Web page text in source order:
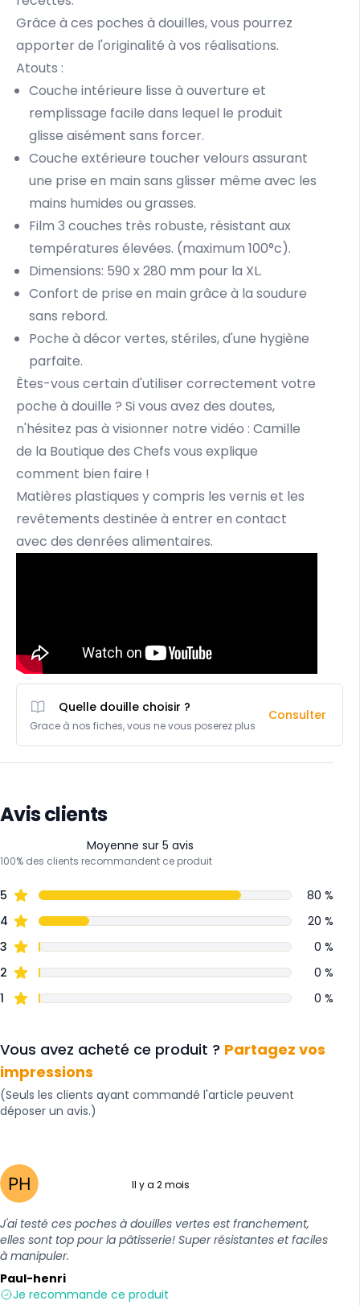
Grâce à ces poches à douilles, vous pourrez
apporter de l'originalité à vos réalisations.
Atouts :
Couche intérieure lisse à ouverture et
remplissage facile dans lequel le produit
glisse aisément sans forcer.
Couche extérieure toucher velours assurant
une prise en main sans glisser même avec les
mains humides ou grasses.
Film 3 couches très robuste, résistant aux
températures élevées. (maximum 100°c).
Dimensions: 590 x 280 mm pour la XL.
Confort de prise en main grâce à la soudure
sans rebord.
Poche à décor vertes, stériles, d'une hygiène
parfaite.
Êtes-vous certain d'utiliser correctement votre
poche à douille ? Si vous avez des doutes,
n'hésitez pas à visionner notre vidéo : Camille
de la Boutique des Chefs vous explique
comment bien faire !
Matières plastiques y compris les vernis et les
revêtements destinée à entrer en contact
avec des denrées alimentaires.
Quelle douille choisir ?
Grace à nos fiches, vous ne vous poserez plus de question lo ...
Consulter
Avis clients
Moyenne sur 5 avis
100% des clients recommandent ce produit
5
80 %
4
20 %
3
0 %
2
0 %
1
0 %
Vous avez acheté ce produit ? Partagez vos
impressions
(Seuls les clients ayant commandé l'article peuvent
déposer un avis.)
Il y a 2 mois
J'ai testé ces poches à douilles vertes est franchement,
elles sont top pour la pâtisserie! Super résistantes et faciles
à manipuler.
Paul-henri
Je recommande ce produit